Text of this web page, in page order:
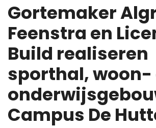
Gortemaker
Feenstra en
Build realiseren
sporthal, woon-
Campus De